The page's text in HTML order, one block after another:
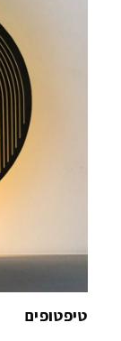
טיפטופים